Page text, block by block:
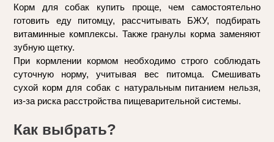
Корм для собак купить проще, чем самостоятельно
готовить еду питомцу, рассчитывать БЖУ, подбирать
витаминные комплексы. Также гранулы корма заменяют
зубную щетку.
При кормлении кормом необходимо строго соблюдать
суточную норму, учитывая вес питомца. Смешивать
сухой корм для собак с натуральным питанием нельзя,
из-за риска расстройства пищеварительной системы.
Как выбрать?